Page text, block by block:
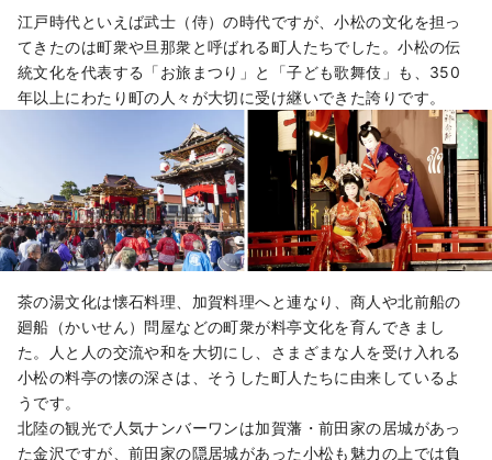
江戸時代といえば武士（侍）の時代ですが、小松の文化を担っ
てきたのは町衆や旦那衆と呼ばれる町人たちでした。小松の伝
統文化を代表する「お旅まつり」と「子ども歌舞伎」も、350
年以上にわたり町の人々が大切に受け継いできた誇りです。
茶の湯文化は懐石料理、加賀料理へと連なり、商人や北前船の
廻船（かいせん）問屋などの町衆が料亭文化を育んできまし
た。人と人の交流や和を大切にし、さまざまな人を受け入れる
小松の料亭の懐の深さは、そうした町人たちに由来しているよ
うです。
北陸の観光で人気ナンバーワンは加賀藩・前田家の居城があっ
た金沢ですが、前田家の隠居城があった小松も魅力の上では負